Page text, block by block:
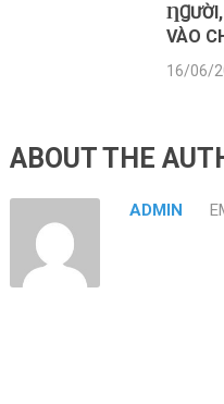
VÀO
16/06/
ABOUT THE
ADMIN